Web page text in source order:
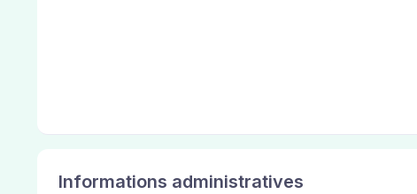
Informations administratives